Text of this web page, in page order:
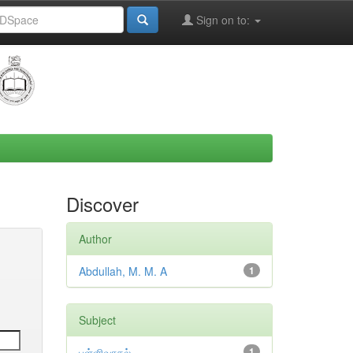
Sign on to:
Discover
Author
1
Abdullah, M. M. A
Subject